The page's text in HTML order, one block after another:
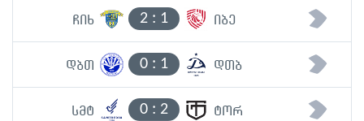
ჩიხ 2: 1 იბე
დბთ 0: 1 დთბ
სმტ 0: 2 ტორ